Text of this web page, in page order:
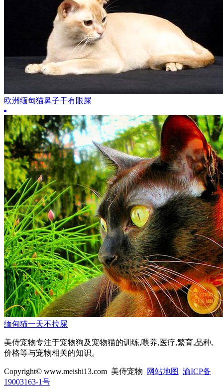
欧洲缅甸猫鼻子干有眼屎
缅甸猫一天不拉屎
美侍宠物专注于宠物狗及宠物猫的训练,喂养,医疗,繁育,品种,
价格等与宠物相关的知识。
Copyright© www.meishi13.com 美侍宠物 网站地图 渝ICP备
19003163-1号